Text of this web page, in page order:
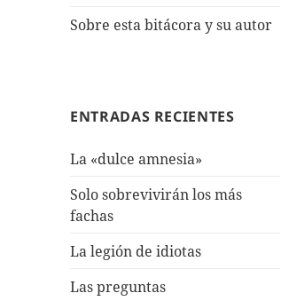
Sobre esta bitácora y su autor
ENTRADAS RECIENTES
La «dulce amnesia»
Solo sobrevivirán los más
fachas
La legión de idiotas
Las preguntas